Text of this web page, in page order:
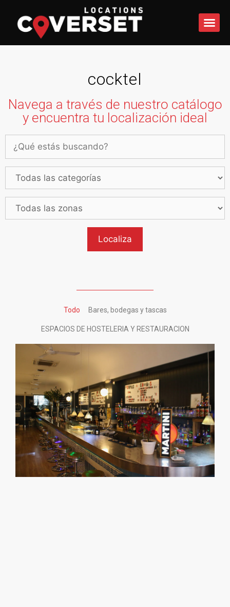
cocktel
Navega a través de nuestro catálogo
y encuentra tu localización ideal
Todo Bares, bodegas y tascas
ESPACIOS DE HOSTELERIA Y RESTAURACION